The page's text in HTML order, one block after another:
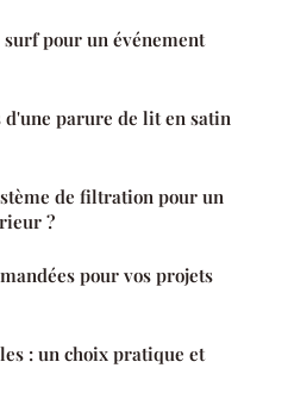
surf pour un événement
parure de lit en satin
de filtration pour un
?
pour vos projets
: un choix pratique et